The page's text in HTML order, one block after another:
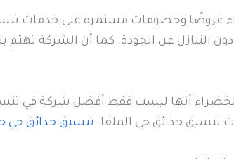
عروضًا وخصومات مستمرة على خدمات
التنازل عن الجودة. كما أن الشركة
أنها ليست فقط أفضل شركة في
تنسيق حدائق حي الملقا. تنسيق حدائق حي